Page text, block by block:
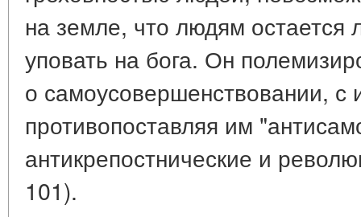
на земле, что людям остается
уповать на бога. Он
о самоусовершенствовании, с
противопоставляя им
антикрепостнические и
101).